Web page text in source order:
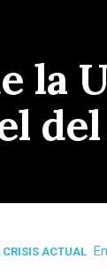
la
ACTUAL